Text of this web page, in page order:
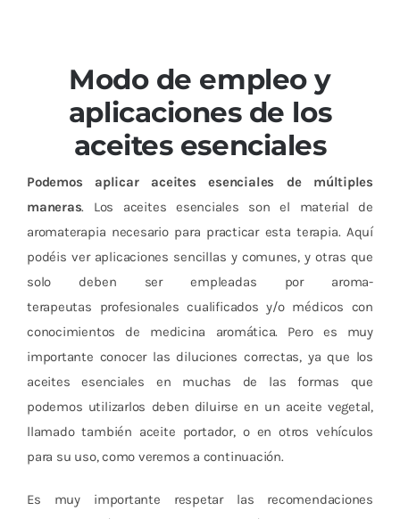
Modo de empleo y
aplicaciones de los
aceites esenciales
Podemos aplicar aceites esenciales de múltiples
maneras. Los aceites esenciales son el material de
aromaterapia necesario para practicar esta terapia. Aquí
podéis ver aplicaciones sencillas y comunes, y otras que
solo deben ser empleadas por aroma-
terapeutas profesionales cualificados y/o médicos con
conocimientos de medicina aromática. Pero es muy
importante conocer las diluciones correctas, ya que los
aceites esenciales en muchas de las formas que
podemos utilizarlos deben diluirse en un aceite vegetal,
llamado también aceite portador, o en otros vehículos
para su uso, como veremos a continuación.
Es muy importante respetar las recomendaciones